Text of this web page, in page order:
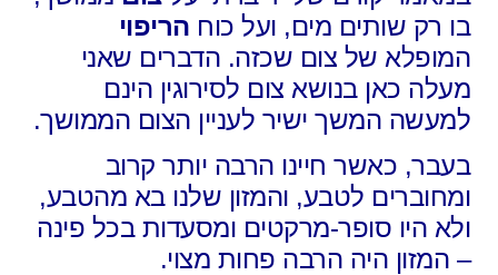
בו רק שותים מים, ועל כוח הריפוי
המופלא של צום שכזה. הדברים שאני
מעלה כאן בנושא צום לסירוגין הינם
למעשה המשך ישיר לעניין הצום הממושך.
בעבר, כאשר חיינו הרבה יותר קרוב
ומחוברים לטבע, והמזון שלנו בא מהטבע,
ולא היו סופר-מרקטים ומסעדות בכל פינה
– המזון היה הרבה פחות מצוי.